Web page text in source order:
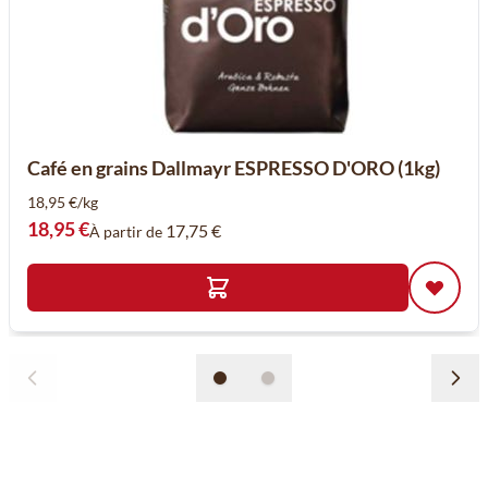
Café en grains Dallmayr ESPRESSO D'ORO (1kg)
18,95 €/kg
18,95 €À partir de 17,75 €